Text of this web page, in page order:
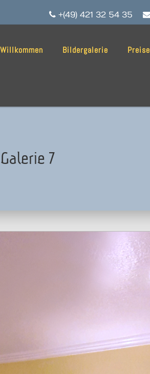
+(49) 421 32 54 35
Willkommen Bildergalerie Preise
Galerie 7